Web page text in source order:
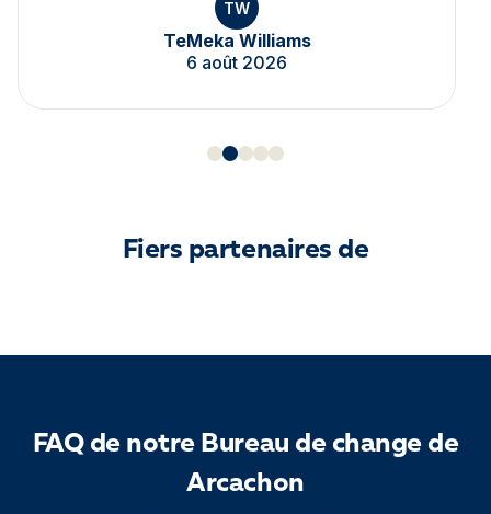
TW
TeMeka Williams
6 août 2026
Fiers partenaires de
FAQ de notre Bureau de change de
Arcachon